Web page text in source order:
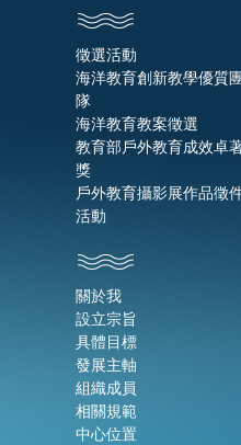
徵選活動
海洋教育創新教學優質團
隊
海洋教育教案徵選
教育部戶外教育成效卓
獎
戶外教育攝影展作品徵
活動
關於我
設立宗旨
具體目標
發展主軸
組織成員
相關規範
中心位置